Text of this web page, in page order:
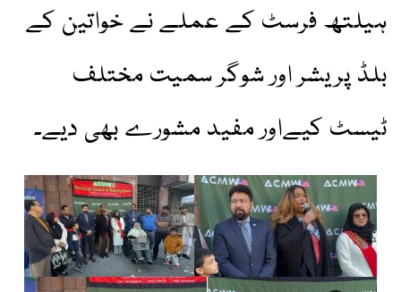
ہیلتھ فرسٹ کے عملے نے خواتین کے
بلڈ پریشر اور شوگر سمیت مختلف
ٹیسٹ کیےاور مفید مشورے بھی دیے۔